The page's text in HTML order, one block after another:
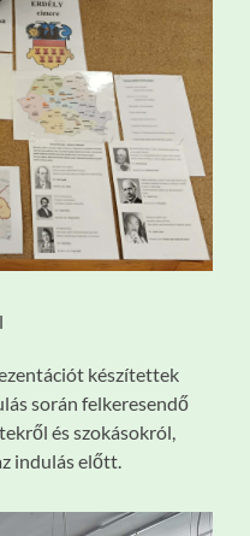
készítettek
során felkeresendő
és szokásokról,
indulás előtt.